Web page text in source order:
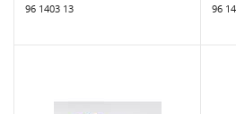
96 1403 13 96